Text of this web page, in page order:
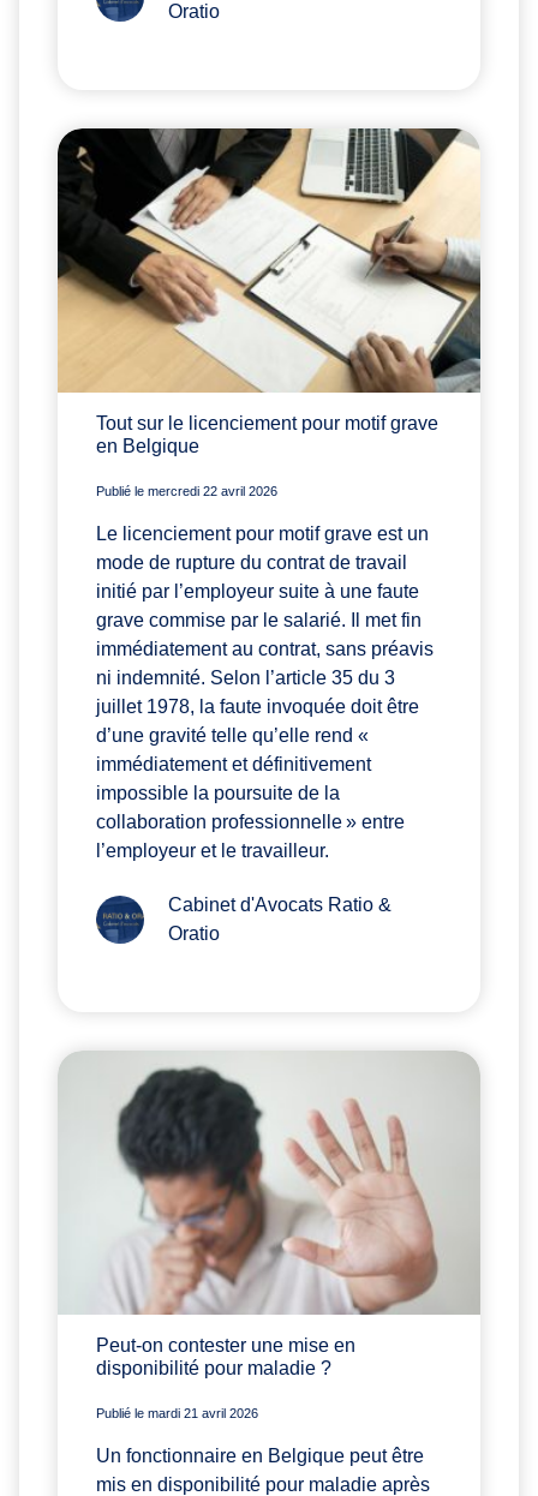
Oratio
Tout sur le licenciement pour motif grave
en Belgique
Publié le mercredi 22 avril 2026
Le licenciement pour motif grave est un
mode de rupture du contrat de travail
initié par l’employeur suite à une faute
grave commise par le salarié. Il met fin
immédiatement au contrat, sans préavis
ni indemnité. Selon l’article 35 du 3
juillet 1978, la faute invoquée doit être
d’une gravité telle qu’elle rend «
immédiatement et définitivement
impossible la poursuite de la
collaboration professionnelle » entre
l’employeur et le travailleur.
Cabinet d'Avocats Ratio &
Oratio
Peut-on contester une mise en
disponibilité pour maladie ?
Publié le mardi 21 avril 2026
Un fonctionnaire en Belgique peut être
mis en disponibilité pour maladie après